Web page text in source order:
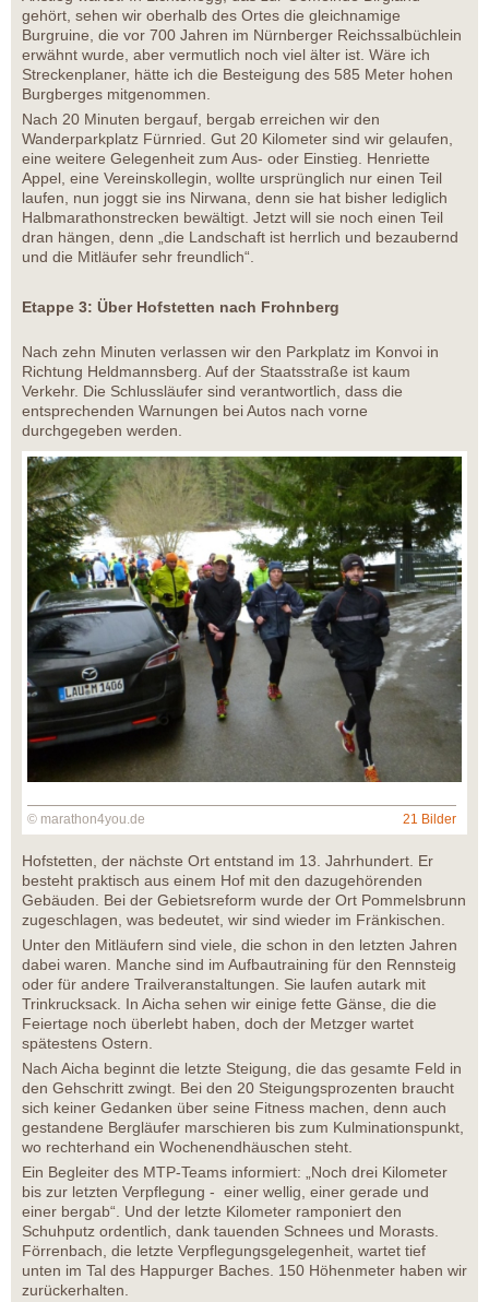
gehört, sehen wir oberhalb des Ortes die gleichnamige
Burgruine, die vor 700 Jahren im Nürnberger Reichssalbüchlein
erwähnt wurde, aber vermutlich noch viel älter ist. Wäre ich
Streckenplaner, hätte ich die Besteigung des 585 Meter hohen
Burgberges mitgenommen.
Nach 20 Minuten bergauf, bergab erreichen wir den
Wanderparkplatz Fürnried. Gut 20 Kilometer sind wir gelaufen,
eine weitere Gelegenheit zum Aus- oder Einstieg. Henriette
Appel, eine Vereinskollegin, wollte ursprünglich nur einen Teil
laufen, nun joggt sie ins Nirwana, denn sie hat bisher lediglich
Halbmarathonstrecken bewältigt. Jetzt will sie noch einen Teil
dran hängen, denn „die Landschaft ist herrlich und bezaubernd
und die Mitläufer sehr freundlich“.
Etappe 3: Über Hofstetten nach Frohnberg
Nach zehn Minuten verlassen wir den Parkplatz im Konvoi in
Richtung Heldmannsberg. Auf der Staatsstraße ist kaum
Verkehr. Die Schlussläufer sind verantwortlich, dass die
entsprechenden Warnungen bei Autos nach vorne
durchgegeben werden.
© marathon4you.de 21 Bilder
Hofstetten, der nächste Ort entstand im 13. Jahrhundert. Er
besteht praktisch aus einem Hof mit den dazugehörenden
Gebäuden. Bei der Gebietsreform wurde der Ort Pommelsbrunn
zugeschlagen, was bedeutet, wir sind wieder im Fränkischen.
Unter den Mitläufern sind viele, die schon in den letzten Jahren
dabei waren. Manche sind im Aufbautraining für den Rennsteig
oder für andere Trailveranstaltungen. Sie laufen autark mit
Trinkrucksack. In Aicha sehen wir einige fette Gänse, die die
Feiertage noch überlebt haben, doch der Metzger wartet
spätestens Ostern.
Nach Aicha beginnt die letzte Steigung, die das gesamte Feld in
den Gehschritt zwingt. Bei den 20 Steigungsprozenten braucht
sich keiner Gedanken über seine Fitness machen, denn auch
gestandene Bergläufer marschieren bis zum Kulminationspunkt,
wo rechterhand ein Wochenendhäuschen steht.
Ein Begleiter des MTP-Teams informiert: „Noch drei Kilometer
bis zur letzten Verpflegung - einer wellig, einer gerade und
einer bergab“. Und der letzte Kilometer ramponiert den
Schuhputz ordentlich, dank tauenden Schnees und Morasts.
Förrenbach, die letzte Verpflegungsgelegenheit, wartet tief
unten im Tal des Happurger Baches. 150 Höhenmeter haben wir
zurückerhalten.